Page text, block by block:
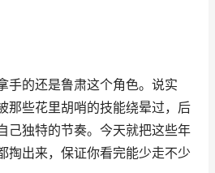
手的还是鲁肃这个角色。说实
那些花里胡哨的技能绕晕过，后
己独特的节奏。今天就把这些年
掏出来，保证你看完能少走不少